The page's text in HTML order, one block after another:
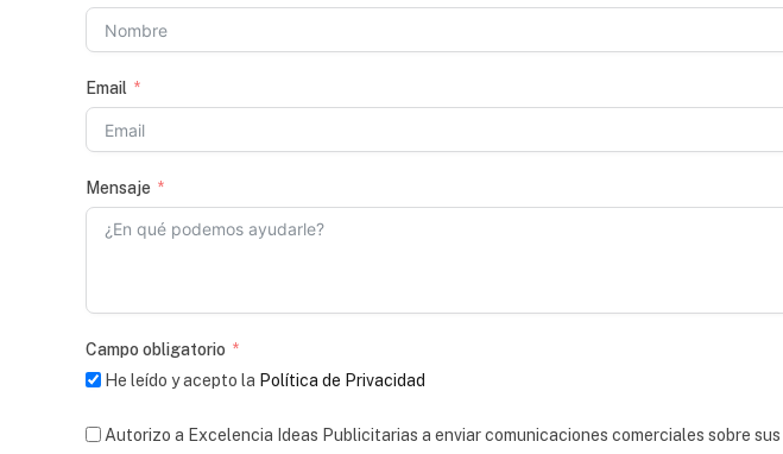
Email
Mensaje
Campo obligatorio
He leído y acepto la Política de Privacidad
Autorizo a Excelencia Ideas Publicitarias a enviar comunicaciones comerciales sobre